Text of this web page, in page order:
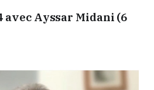
avec Ayssar Midani (6